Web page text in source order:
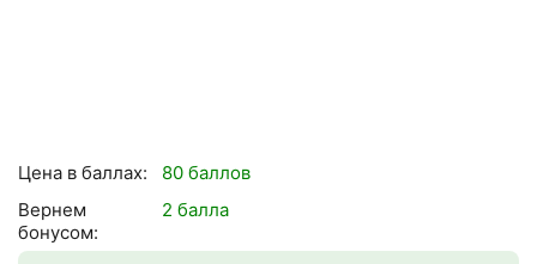
Цена в баллах:
80 баллов
Вернем
бонусом:
2 балла